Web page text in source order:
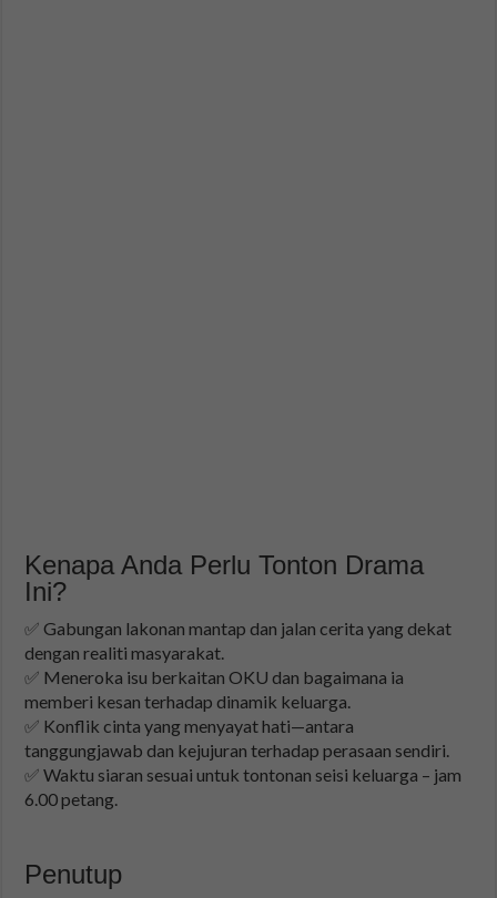
Kenapa Anda Perlu Tonton Drama
Ini?
✅ Gabungan lakonan mantap dan jalan cerita yang dekat
dengan realiti masyarakat.
✅ Meneroka isu berkaitan OKU dan bagaimana ia
memberi kesan terhadap dinamik keluarga.
✅ Konflik cinta yang menyayat hati—antara
tanggungjawab dan kejujuran terhadap perasaan sendiri.
✅ Waktu siaran sesuai untuk tontonan seisi keluarga – jam
6.00 petang.
Penutup